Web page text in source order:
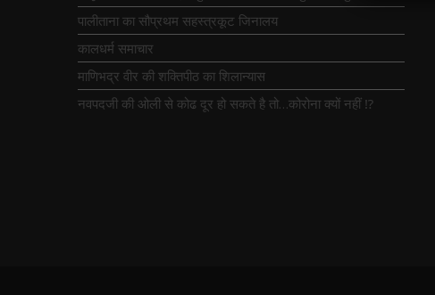
पालीताना का सौप्रथम सहस्त्रकूट जिनालय
कालधर्म समाचार
माणिभद्र वीर की शक्तिपीठ का शिलान्यास
नवपदजी की ओली से कोढ दूर हो सकते है तो…कोरोना क्यों नहीं ⁉️